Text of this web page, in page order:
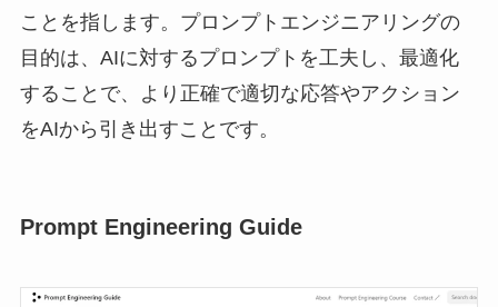
ことを指します。プロンプトエンジニアリングの
目的は、AIに対するプロンプトを工夫し、最適化
することで、より正確で適切な応答やアクション
をAIから引き出すことです。
Prompt Engineering Guide